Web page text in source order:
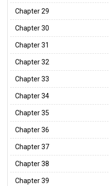
Chapter 29
Chapter 30
Chapter 31
Chapter 32
Chapter 33
Chapter 34
Chapter 35
Chapter 36
Chapter 37
Chapter 38
Chapter 39